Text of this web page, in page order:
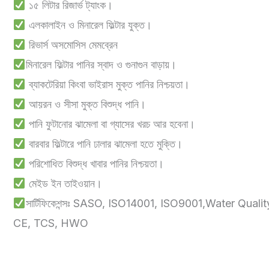
১৫ লিটার রিজার্ভ ট্যাংক।
এলকালাইন ও মিনারেল ফিল্টার যুক্ত।
রিভার্স অসমোসিস মেমব্রেন
মিনারেল ফিল্টার পানির স্বাদ ও গুনাগুন বাড়ায়।
ব্যাকটেরিয়া কিংবা ভাইরাস মুক্ত পানির নিশ্চয়তা।
আয়রন ও সীসা মুক্ত বিশুদ্ধ পানি।
পানি ফুটানোর ঝামেলা বা গ্যাসের খরচ আর হবেনা।
বারবার ফিল্টারে পানি ঢালার ঝামেলা হতে মুক্তি।
পরিশোধিত বিশুদ্ধ খাবার পানির নিশ্চয়তা।
মেইড ইন তাইওয়ান।
সার্টিফিকেশন্সঃ SASO, ISO14001, ISO9001,Water
CE, TCS, HWO